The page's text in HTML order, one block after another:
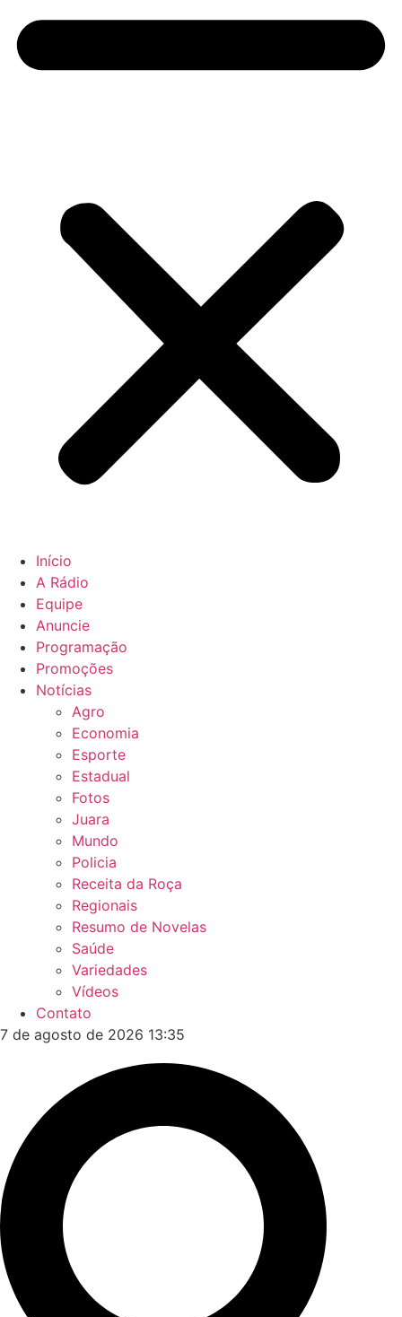
Início
A Rádio
Equipe
Anuncie
Programação
Promoções
Notícias
Agro
Economia
Esporte
Estadual
Fotos
Juara
Mundo
Policia
Receita da Roça
Regionais
Resumo de Novelas
Saúde
Variedades
Vídeos
Contato
7 de agosto de 2026 13:35